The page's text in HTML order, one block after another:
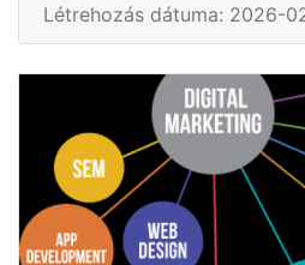
Létrehozás dátuma: 2026-